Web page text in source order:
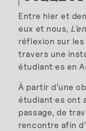
Entre hier et
eux et nous,
réflexion sur les
travers une
étudiant·es en
À partir d’une
étudiant·es ont
passage, de
rencontre afin